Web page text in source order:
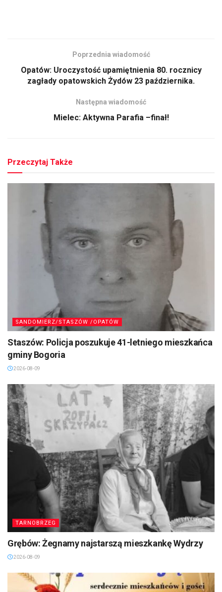
Poprzednia wiadomość
Opatów: Uroczystość upamiętnienia 80. rocznicy
zagłady opatowskich Żydów 23 października.
Następna wiadomość
Mielec: Aktywna Parafia –finał!
Przeczytaj Także
SANDOMIERZ/STASZÓW /OPATÓW
Staszów: Policja poszukuje 41-letniego mieszkańca
gminy Bogoria
2026-08-09
TARNOBRZEG
Grębów: Żegnamy najstarszą mieszkankę Wydrzy
2026-08-09